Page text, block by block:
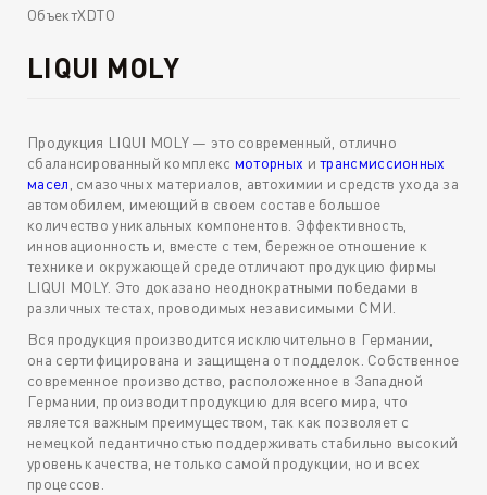
ОбъектXDTO
LIQUI MOLY
Продукция LIQUI MOLY — это современный, отлично
сбалансированный комплекс моторных итрансмиссионных
масел , смазочных материалов, автохимии и средств ухода за
автомобилем, имеющий в своем составе большое
количество уникальных компонентов. Эффективность,
инновационность и, вместе с тем, бережное отношение к
технике и окружающей среде отличают продукцию фирмы
LIQUI MOLY. Это доказано неоднократными победами в
различных тестах, проводимых независимыми СМИ.
Вся продукция производится исключительно в Германии,
она сертифицирована и защищена от подделок. Собственное
современное производство, расположенное в Западной
Германии, производит продукцию для всего мира, что
является важным преимуществом, так как позволяет с
немецкой педантичностью поддерживать стабильно высокий
уровень качества, не только самой продукции, но и всех
процессов.